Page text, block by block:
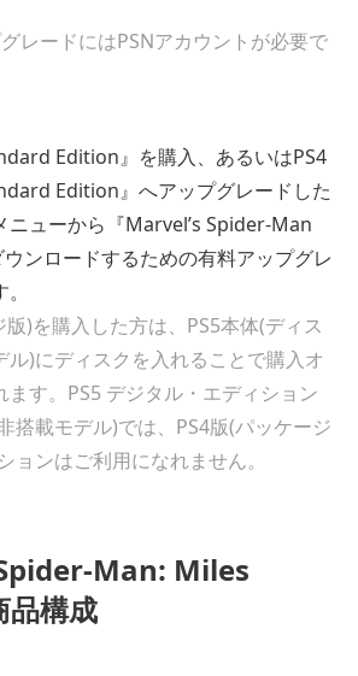
レードにはPSNアカウントが必要で
Edition』を購入、あるいはPS4
Edition』へアップグレードした
ニューから『Marvel’s Spider-Man
ンロードするための有料アップグレ
)を購入した方は、PS5本体(ディス
ル)にディスクを入れることで購入オ
ます。PS5 デジタル・エディション
搭載モデル)では、PS4版(パッケージ
ョンはご利用になれません。
Man: Miles
構成